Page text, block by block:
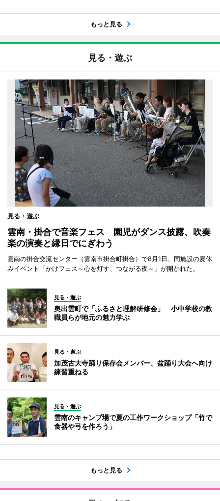
もっと見る
見る・遊ぶ
見る・遊ぶ
雲南・掛合で音楽フェス 園児がダンス披露、吹奏
楽の演奏と縁日でにぎわう
雲南の掛合交流センター（雲南市掛合町掛合）で8月1日、同施設の夏休
みイベント「かけフェス～心を灯す、つながる夜～」が開かれた。
見る・遊ぶ
奥出雲町で「ふるさと理解研修会」 小中学校の教
職員らが地元の魅力学ぶ
見る・遊ぶ
加茂古大寺踊り保存会メンバー、盆踊り大会へ向け
練習重ねる
見る・遊ぶ
雲南のキャンプ場で夏の工作ワークショップ「竹で
食器や弓を作ろう」
もっと見る